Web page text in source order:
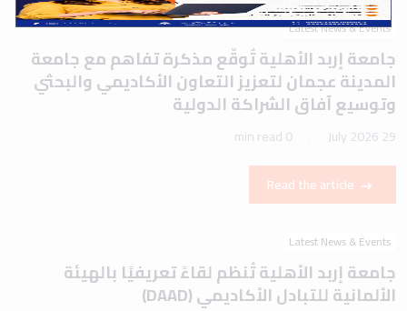
Latest News & Events
جامعة إربد الأهلية تُوقّع مذكرة تفاهم مع جامعة
المدينة عجمان لتعزيز التعاون الأكاديمي والبحثي
وتوسيع آفاق الشراكة الدولية
29 July 2026
0 min read
Read the article
Latest News & Events
جامعة إربد الأهلية تُنظم لقاءً تعريفيًا بالهيئة
الألمانية للتبادل الأكاديمي (DAAD)